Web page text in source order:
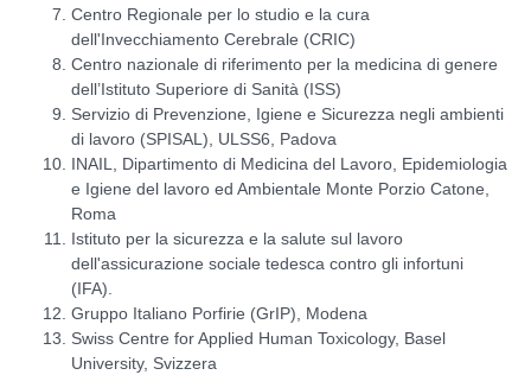
Centro Regionale per lo studio e la cura
dell'Invecchiamento Cerebrale (CRIC)
Centro nazionale di riferimento per la medicina di genere
dell’Istituto Superiore di Sanità (ISS)
Servizio di Prevenzione, Igiene e Sicurezza negli ambienti
di lavoro (SPISAL), ULSS6, Padova
INAIL, Dipartimento di Medicina del Lavoro, Epidemiologia
e Igiene del lavoro ed Ambientale Monte Porzio Catone,
Roma
Istituto per la sicurezza e la salute sul lavoro
dell'assicurazione sociale tedesca contro gli infortuni
(IFA).
Gruppo Italiano Porfirie (GrIP), Modena
Swiss Centre for Applied Human Toxicology, Basel
University, Svizzera